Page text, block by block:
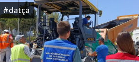
#datça